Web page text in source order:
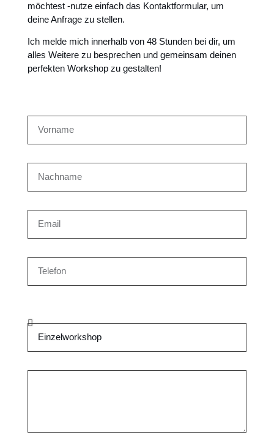
möchtest -nutze einfach das Kontaktformular, um
deine Anfrage zu stellen.
Ich melde mich innerhalb von 48 Stunden bei dir, um
alles Weitere zu besprechen und gemeinsam deinen
perfekten Workshop zu gestalten!